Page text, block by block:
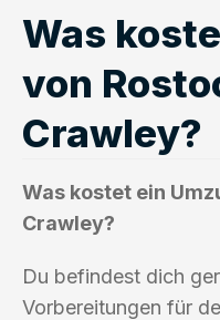
Was
von
Crawley?
Was kostet ein
Crawley?
Du befindest dich
Vorbereitungen für